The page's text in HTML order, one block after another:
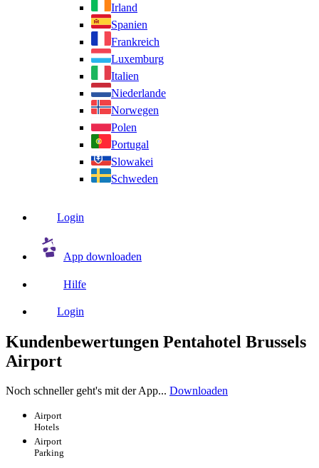
Irland
Spanien
Frankreich
Luxemburg
Italien
Niederlande
Norwegen
Polen
Portugal
Slowakei
Schweden
Login
App downloaden
Hilfe
Login
Kundenbewertungen Pentahotel Brussels
Airport
Noch schneller geht's mit der App... Downloaden
Airport
Hotels
Airport
Parking